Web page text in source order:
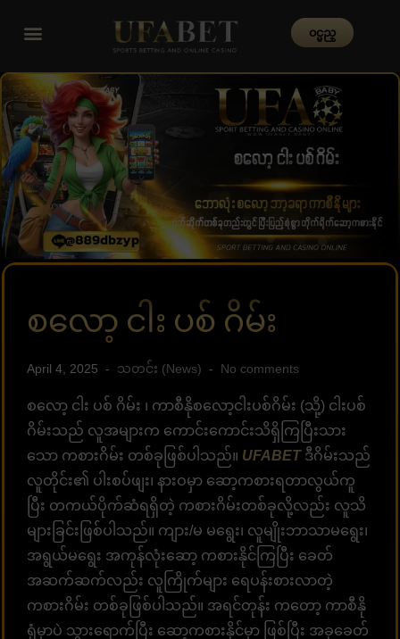
၀င္မည္
စလော့ ငါး ပစ် ဂိမ်း
April 4, 2025 သတင်း (News) No comments
စလော့ ငါး ပစ် ဂိမ်း ၊ ကာစီနိုစလော့ငါးပစ်ဂိမ်း (သို့) ငါးပစ်
ဂိမ်းသည် လူအများက ကောင်းကောင်းသိရှိကြပြီးသား
သော ကစားဂိမ်း တစ်ခုဖြစ်ပါသည်။ UFABETဒီဂိမ်းသည်
လူတိုင်း၏ ပါးစပ်ဖျး၊ နားဝမှာ ဆော့ကစားရတာလွယ်ကူ
ပြီး တကယ်ပိုက်ဆံရရှိတဲ့ ကစားဂိမ်းတစ်ခုလို့လည်း လူသိ
များခြင်းဖြစ်ပါသည်။ ကျား/မ မရွေး၊ လူမျိုးဘာသာမရွေး၊
အရွယ်မရွေး အကုန်လုံးဆော့ ကစားနိုင်ကြပြီး ခေတ်
အဆက်ဆက်လည်း လူကြိုက်များ ရေပန်းစားလာတဲ့
ကစားဂိမ်း တစ်ခုဖြစ်ပါသည်။ အရင်တုန်း ကတော့ ကာစီနို
ရုံမှာပဲ သွားရောက်ပြီး ဆော့ကစားနိုင်မှာ ဖြစ်ပြီး အခုခေတ်